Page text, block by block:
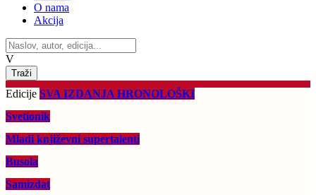
O nama
Akcija
V
Edicije SVA IZDANJA HRONOLOŠKI
Svetionik
Mladi književni supertalenti
Busola
Samizdat